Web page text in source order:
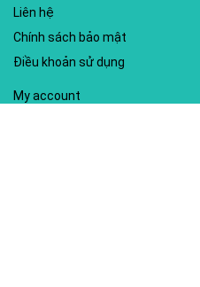
Liên hệ
Chính sách bảo mật
Điều khoản sử dụng
My account